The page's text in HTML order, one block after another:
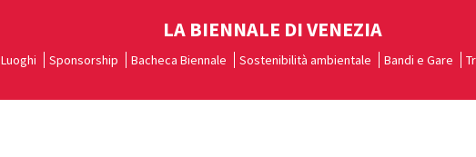
LA BIENNALE DI VENEZIA
Luoghi Sponsorship Bacheca Biennale Sostenibilità ambientale Bandi e Gare